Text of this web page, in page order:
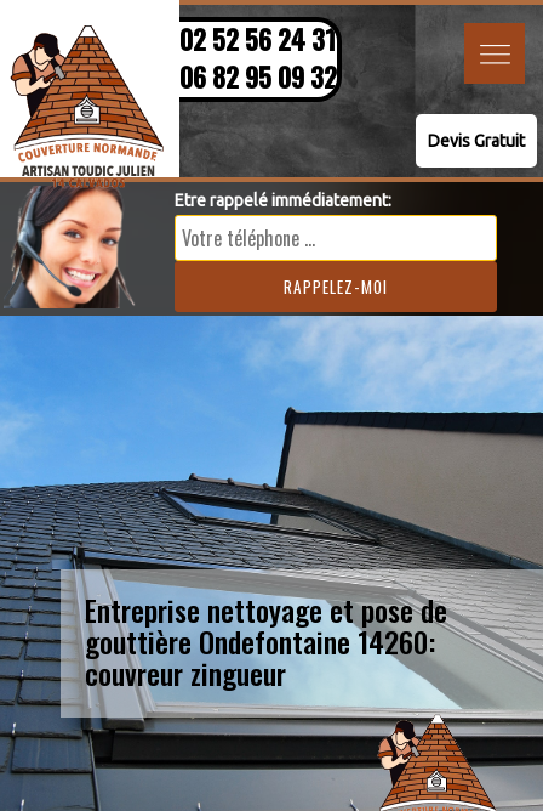
02 52 56 24 31
06 82 95 09 32
Devis Gratuit
Etre rappelé immédiatement:
Entreprise nettoyage et pose de
gouttière Ondefontaine 14260:
couvreur zingueur